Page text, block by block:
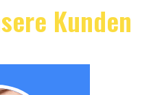
Kunden